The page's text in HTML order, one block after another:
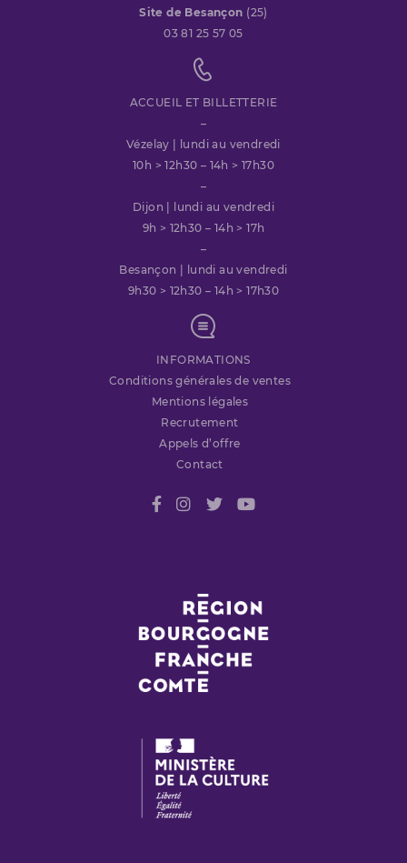
Site de Besançon (25)
03 81 25 57 05
ACCUEIL ET BILLETTERIE
–
Vézelay | lundi au vendredi
10h > 12h30 – 14h > 17h30
–
Dijon | lundi au vendredi
9h > 12h30 – 14h > 17h
–
Besançon | lundi au vendredi
9h30 > 12h30 – 14h > 17h30
INFORMATIONS
Conditions générales de ventes
Mentions légales
Recrutement
Appels d’offre
Contact